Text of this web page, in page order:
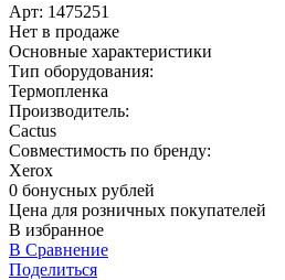
Арт: 1475251
Нет в продаже
Основные характеристики
Тип оборудования:
Термопленка
Производитель:
Cactus
Совместимость по бренду:
Xerox
0 бонусных рублей
Цена для розничных покупателей
В избранное
В Сравнение
Поделиться